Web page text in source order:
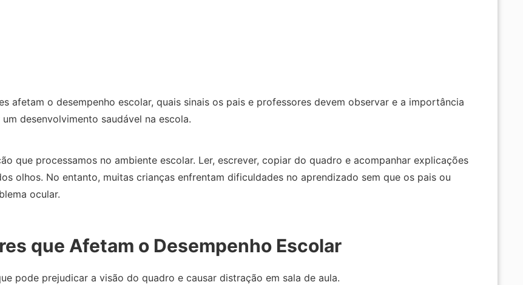
afetam o desempenho escolar, quais sinais os pais e professores devem observar e a importância
desenvolvimento saudável na escola.
que processamos no ambiente escolar. Ler, escrever, copiar do quadro e acompanhar explicações
olhos. No entanto, muitas crianças enfrentam dificuldades no aprendizado sem que os pais ou
ocular.
que Afetam o Desempenho Escolar
pode prejudicar a visão do quadro e causar distração em sala de aula.